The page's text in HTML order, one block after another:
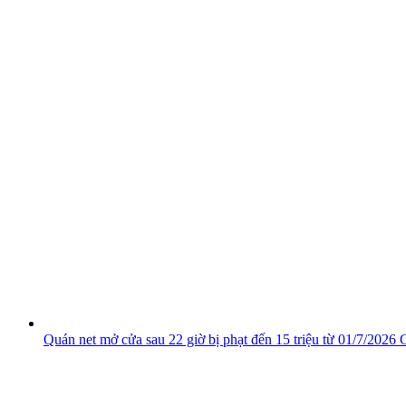
Quán net mở cửa sau 22 giờ bị phạt đến 15 triệu từ 01/7/2026